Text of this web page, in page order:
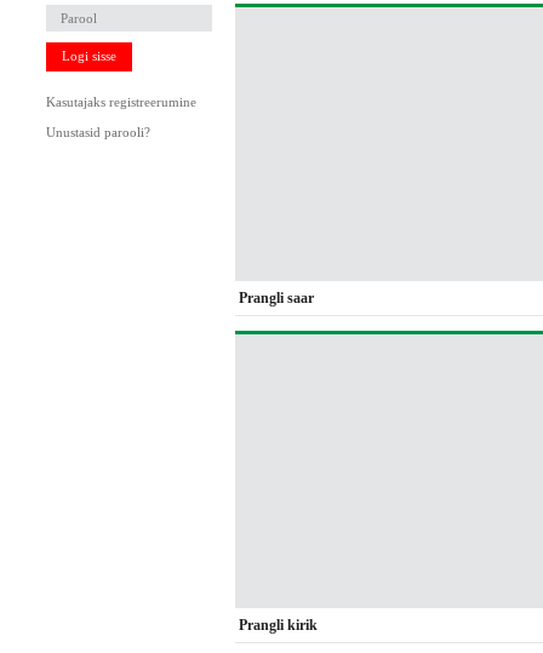
Logi sisse
Kasutajaks registreerumine
Unustasid parooli?
Prangli saar
Prangli kirik